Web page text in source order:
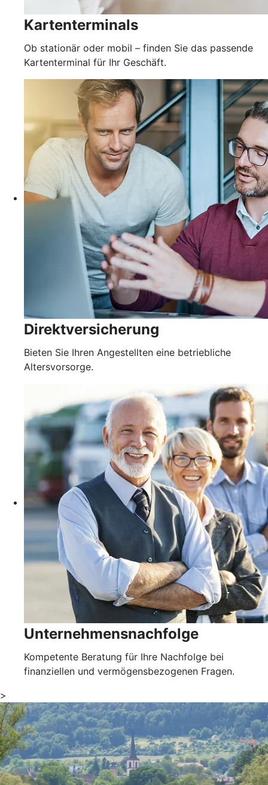
Kartenterminals
Ob stationär oder mobil – finden Sie das passende
Kartenterminal für Ihr Geschäft.
Direktversicherung
Bieten Sie Ihren Angestellten eine betriebliche
Altersvorsorge.
Unternehmensnachfolge
Kompetente Beratung für Ihre Nachfolge bei
finanziellen und vermögensbezogenen Fragen.
>